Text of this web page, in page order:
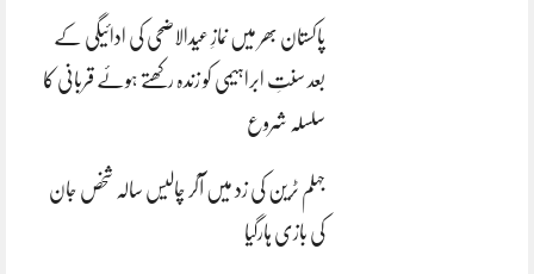
پاکستان بھر میں نمازِ عیدالاضحی کی ادائیگی کے
بعد سنتِ ابراہیمی کو زندہ رکھتے ہوئے قربانی کا
سلسلہ شروع
جہلم ٹرین کی زد میں آکر چالیس سالہ شخص جان
کی بازی ہارگیا